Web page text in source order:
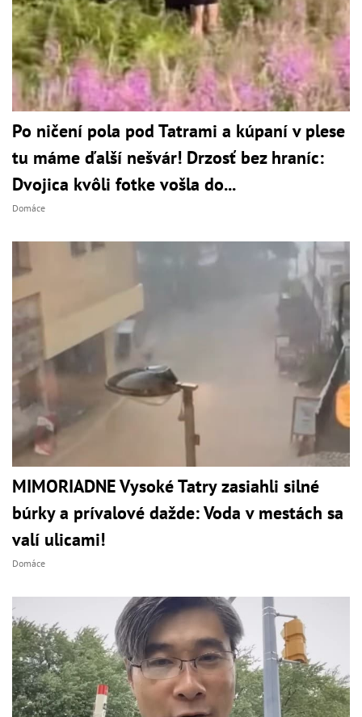
Po ničení pola pod Tatrami a kúpaní v plese
tu máme ďalší nešvár! Drzosť bez hraníc:
Dvojica kvôli fotke vošla do...
Domáce
MIMORIADNE Vysoké Tatry zasiahli silné
búrky a prívalové dažde: Voda v mestách sa
valí ulicami!
Domáce